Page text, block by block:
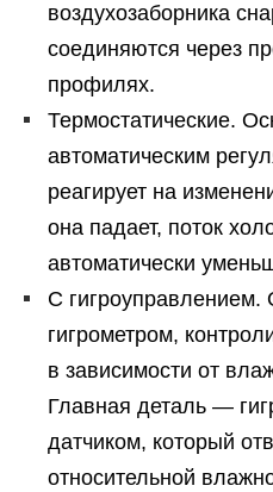
воздухозаборника
соединяются через
профилях.
Термостатические.
автоматическим
реагирует на
она падает, поток
автоматически
С
гигрометром,
в зависимости от
Главная деталь —
датчиком, который
относительной